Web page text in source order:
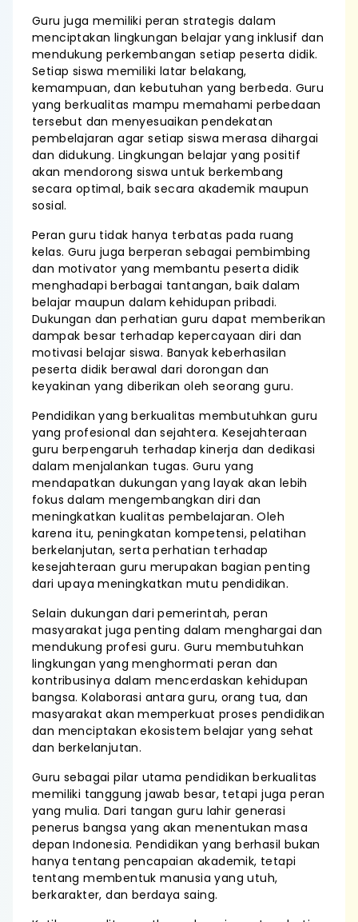
Guru juga memiliki peran strategis dalam
menciptakan lingkungan belajar yang inklusif dan
mendukung perkembangan setiap peserta didik.
Setiap siswa memiliki latar belakang,
kemampuan, dan kebutuhan yang berbeda. Guru
yang berkualitas mampu memahami perbedaan
tersebut dan menyesuaikan pendekatan
pembelajaran agar setiap siswa merasa dihargai
dan didukung. Lingkungan belajar yang positif
akan mendorong siswa untuk berkembang
secara optimal, baik secara akademik maupun
sosial.
Peran guru tidak hanya terbatas pada ruang
kelas. Guru juga berperan sebagai pembimbing
dan motivator yang membantu peserta didik
menghadapi berbagai tantangan, baik dalam
belajar maupun dalam kehidupan pribadi.
Dukungan dan perhatian guru dapat memberikan
dampak besar terhadap kepercayaan diri dan
motivasi belajar siswa. Banyak keberhasilan
peserta didik berawal dari dorongan dan
keyakinan yang diberikan oleh seorang guru.
Pendidikan yang berkualitas membutuhkan guru
yang profesional dan sejahtera. Kesejahteraan
guru berpengaruh terhadap kinerja dan dedikasi
dalam menjalankan tugas. Guru yang
mendapatkan dukungan yang layak akan lebih
fokus dalam mengembangkan diri dan
meningkatkan kualitas pembelajaran. Oleh
karena itu, peningkatan kompetensi, pelatihan
berkelanjutan, serta perhatian terhadap
kesejahteraan guru merupakan bagian penting
dari upaya meningkatkan mutu pendidikan.
Selain dukungan dari pemerintah, peran
masyarakat juga penting dalam menghargai dan
mendukung profesi guru. Guru membutuhkan
lingkungan yang menghormati peran dan
kontribusinya dalam mencerdaskan kehidupan
bangsa. Kolaborasi antara guru, orang tua, dan
masyarakat akan memperkuat proses pendidikan
dan menciptakan ekosistem belajar yang sehat
dan berkelanjutan.
Guru sebagai pilar utama pendidikan berkualitas
memiliki tanggung jawab besar, tetapi juga peran
yang mulia. Dari tangan guru lahir generasi
penerus bangsa yang akan menentukan masa
depan Indonesia. Pendidikan yang berhasil bukan
hanya tentang pencapaian akademik, tetapi
tentang membentuk manusia yang utuh,
berkarakter, dan berdaya saing.